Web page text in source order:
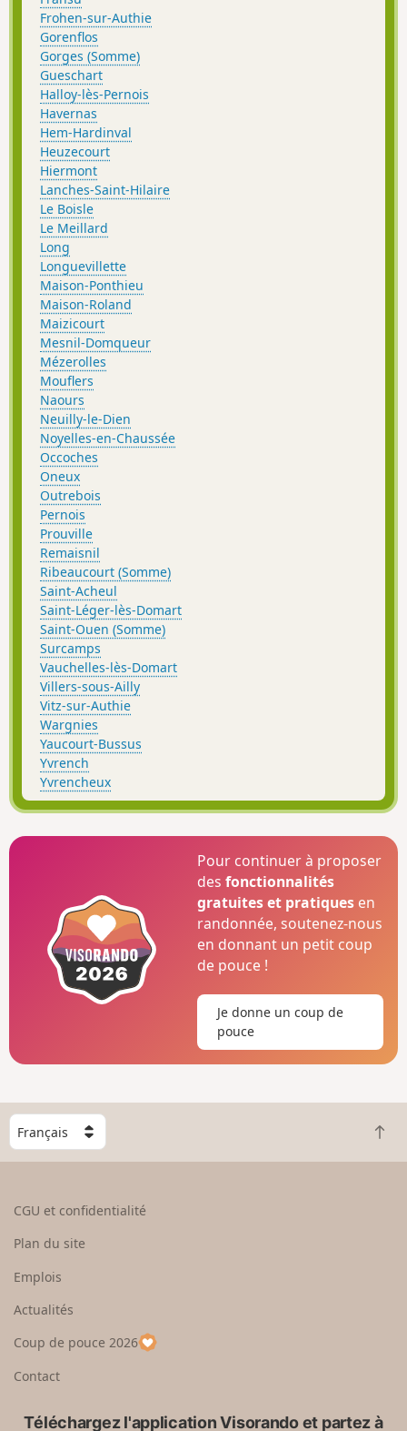
Frohen-sur-Authie
Gorenflos
Gorges (Somme)
Gueschart
Halloy-lès-Pernois
Havernas
Hem-Hardinval
Heuzecourt
Hiermont
Lanches-Saint-Hilaire
Le Boisle
Le Meillard
Long
Longuevillette
Maison-Ponthieu
Maison-Roland
Maizicourt
Mesnil-Domqueur
Mézerolles
Mouflers
Naours
Neuilly-le-Dien
Noyelles-en-Chaussée
Occoches
Oneux
Outrebois
Pernois
Prouville
Remaisnil
Ribeaucourt (Somme)
Saint-Acheul
Saint-Léger-lès-Domart
Saint-Ouen (Somme)
Surcamps
Vauchelles-lès-Domart
Villers-sous-Ailly
Vitz-sur-Authie
Wargnies
Yaucourt-Bussus
Yvrench
Yvrencheux
Pour continuer à proposer
desfonctionnalités
gratuites et pratiques en
randonnée, soutenez-nous
en donnant un petit coup
de pouce !
Je donne un coup de
pouce
C
h
o
e
u
p
a
R
e
CGU et confidentialité
Plan du site
Emplois
Actualités
Coup de pouce 2026
Contact
Téléchargez l'application Visorando et partez à